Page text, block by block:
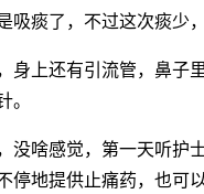
吸痰了，不过这次痰少
身上还有引流管，鼻子
。
没啥感觉，第一天听护
停地提供止痛药，也可